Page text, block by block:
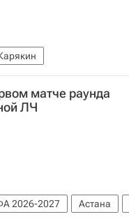
матче раунда
ЛЧ
2026-2027 Астана